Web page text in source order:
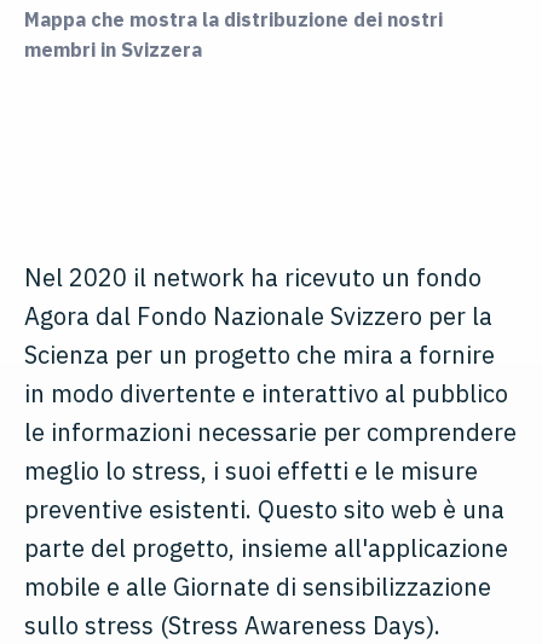
Mappa che mostra la distribuzione dei nostri
membri in Svizzera
Nel 2020 il network ha ricevuto un fondo
Agora dal Fondo Nazionale Svizzero per la
Scienza per un progetto che mira a fornire
in modo divertente e interattivo al pubblico
le informazioni necessarie per comprendere
meglio lo stress, i suoi effetti e le misure
preventive esistenti. Questo sito web è una
parte del progetto, insieme all'applicazione
mobile e alle Giornate di sensibilizzazione
sullo stress (Stress Awareness Days).